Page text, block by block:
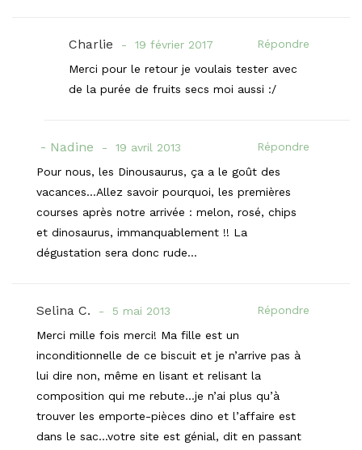
Charlie 19 février 2017
Répondre
Merci pour le retour je voulais tester avec
de la purée de fruits secs moi aussi :/
Nadine 19 avril 2013
Répondre
Pour nous, les Dinousaurus, ça a le goût des
vacances…Allez savoir pourquoi, les premières
courses après notre arrivée : melon, rosé, chips
et dinosaurus, immanquablement !! La
dégustation sera donc rude…
Selina C. 5 mai 2013
Répondre
Merci mille fois merci! Ma fille est un
inconditionnelle de ce biscuit et je n’arrive pas à
lui dire non, même en lisant et relisant la
composition qui me rebute…je n’ai plus qu’à
trouver les emporte-pièces dino et l’affaire est
dans le sac…votre site est génial, dit en passant